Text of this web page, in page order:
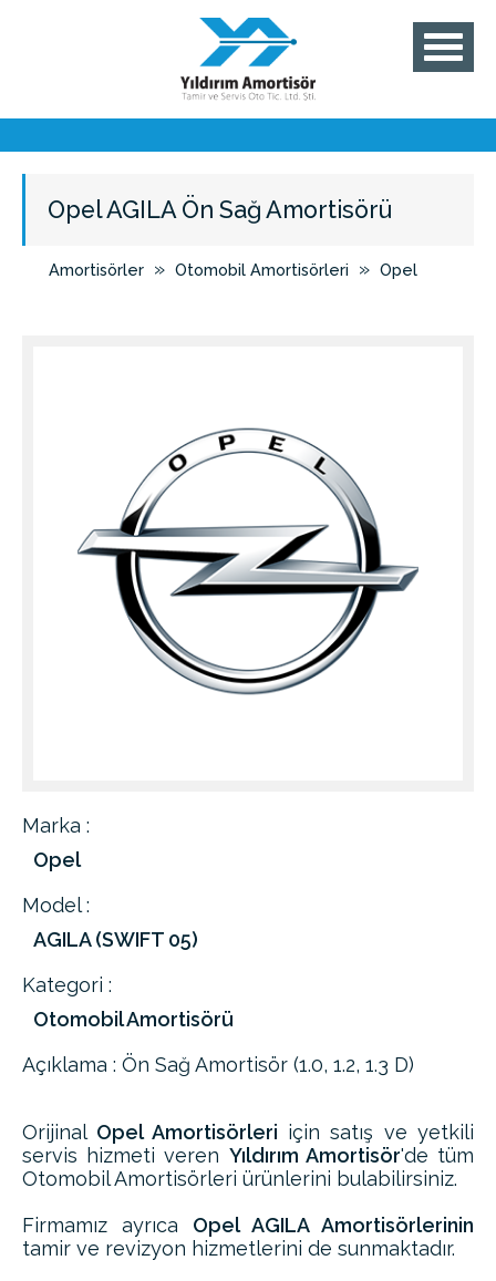
Opel AGILA Ön Sağ Amortisörü
Amortisörler » Otomobil Amortisörleri » Opel
Marka :
Opel
Model :
AGILA (SWIFT 05)
Kategori :
Otomobil Amortisörü
Açıklama : Ön Sağ Amortisör (1.0, 1.2, 1.3 D)
Orijinal Opel Amortisörleri için satış ve yetkili
servis hizmeti veren Yıldırım Amortisör'de tüm
Otomobil Amortisörleri ürünlerini bulabilirsiniz.
Firmamız ayrıca Opel AGILA Amortisörlerinin
tamir ve revizyon hizmetlerini de sunmaktadır.